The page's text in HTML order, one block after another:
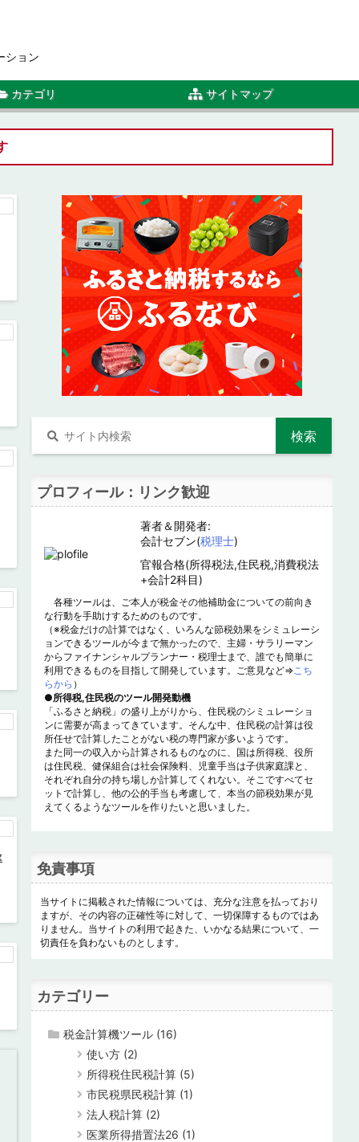
ション
カテゴリ サイトマップ
プロフィール：リンク歓迎
著者＆開発者:
会計セブン(税理士)
官報合格(所得税法,住民税,消費税法
+会計2科目)
各種ツールは、ご本人が税金その他補助金についての前向き
な行動を手助けするためのものです。
（※税金だけの計算ではなく、いろんな節税効果をシミュレーシ
ョンできるツールが今まで無かったので、主婦・サラリーマン
からファイナンシャルプランナー・税理士まで、誰でも簡単に
利用できるものを目指して開発しています。ご意見など⇒ こち
らから ）
●所得税,住民税のツール開発動機
「ふるさと納税」の盛り上がりから、住民税のシミュレーショ
ンに需要が高まってきています。そんな中、住民税の計算は役
所任せで計算したことがない税の専門家が多いようです。
また同一の収入から計算されるものなのに、国は所得税、役所
は住民税、健保組合は社会保険料、児童手当は子供家庭課と、
それぞれ自分の持ち場しか計算してくれない。そこですべてセ
ットで計算し、他の公的手当も考慮して、本当の節税効果が見
えてくるようなツールを作りたいと思いました。
免責事項
当サイトに掲載された情報については、充分な注意を払っており
ますが、その内容の正確性等に対して、一切保障するものではあ
りません。当サイトの利用で起きた、いかなる結果について、一
切責任を負わないものとします。
カテゴリー
税金計算機ツール (16)
使い方 (2)
所得税住民税計算 (5)
市民税県民税計算 (1)
法人税計算 (2)
医業所得措置法26 (1)